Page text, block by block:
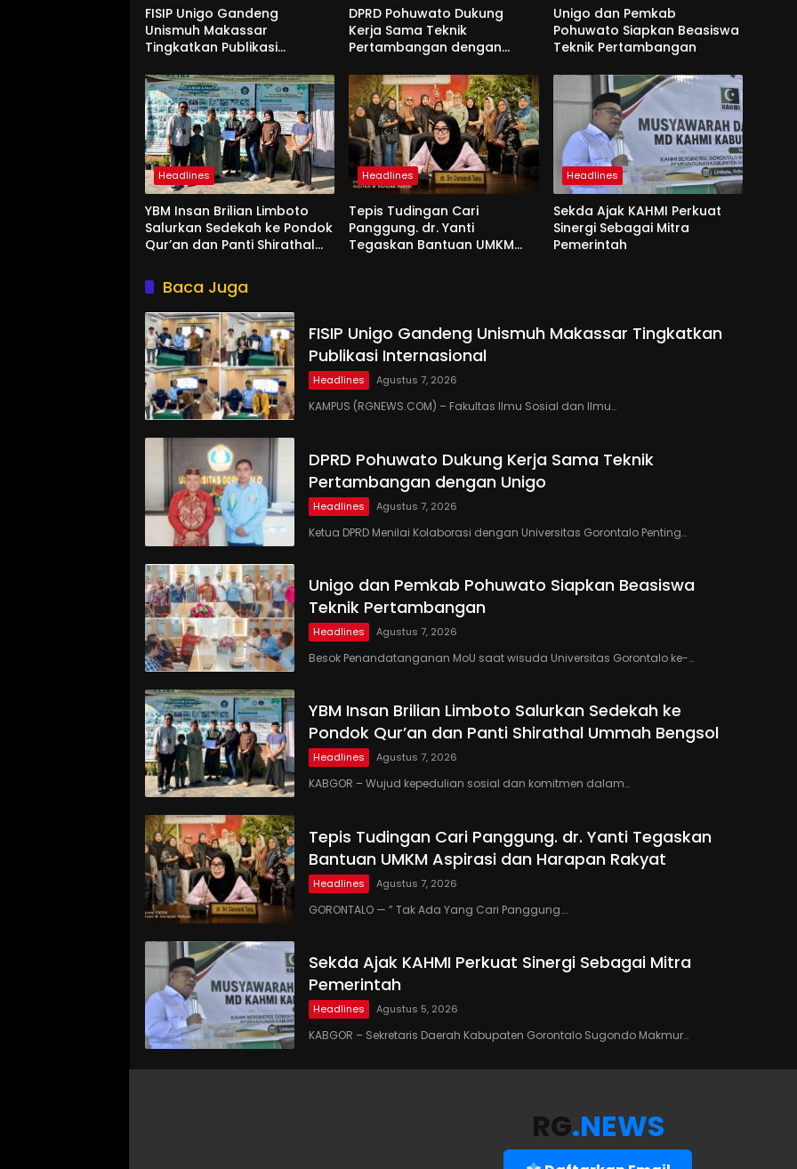
FISIP Unigo Gandeng
Unismuh Makassar
Tingkatkan Publikasi
DPRD Pohuwato Dukung
Kerja Sama Teknik
Pertambangan dengan
Unigo dan Pemkab
Pohuwato Siapkan Beasiswa
Teknik Pertambangan
Headlines
YBM Insan Brilian Limboto
Salurkan Sedekah ke Pondok
Qur’an dan Panti Shirathal
Headlines
Tepis Tudingan Cari
Panggung. dr. Yanti
Tegaskan Bantuan UMKM
Headlines
Sekda Ajak KAHMI Perkuat
Sinergi Sebagai Mitra
Pemerintah
Baca Juga
FISIP Unigo Gandeng Unismuh Makassar Tingkatkan
Publikasi Internasional
Headlines Agustus 7, 2026
KAMPUS (RGNEWS.COM) – Fakultas Ilmu Sosial dan Ilmu…
DPRD Pohuwato Dukung Kerja Sama Teknik
Pertambangan dengan Unigo
Headlines Agustus 7, 2026
Ketua DPRD Menilai Kolaborasi dengan Universitas Gorontalo Penting…
Unigo dan Pemkab Pohuwato Siapkan Beasiswa
Teknik Pertambangan
Headlines Agustus 7, 2026
Besok Penandatanganan MoU saat wisuda Universitas Gorontalo ke-…
YBM Insan Brilian Limboto Salurkan Sedekah ke
Pondok Qur’an dan Panti Shirathal Ummah Bengsol
Headlines Agustus 7, 2026
KABGOR – Wujud kepedulian sosial dan komitmen dalam…
Tepis Tudingan Cari Panggung. dr. Yanti Tegaskan
Bantuan UMKM Aspirasi dan Harapan Rakyat
Headlines Agustus 7, 2026
GORONTALO — ” Tak Ada Yang Cari Panggung….
Sekda Ajak KAHMI Perkuat Sinergi Sebagai Mitra
Pemerintah
Headlines Agustus 5, 2026
KABGOR – Sekretaris Daerah Kabupaten Gorontalo Sugondo Makmur…
RG.NEWS